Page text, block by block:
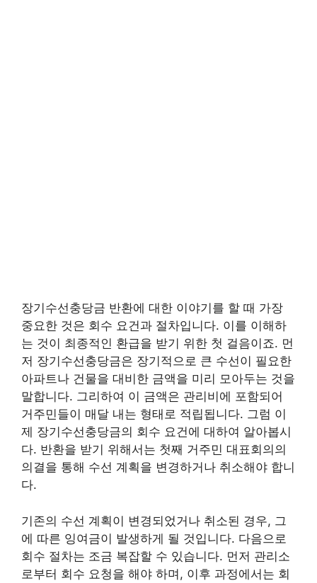
장기수선충당금 반환에 대한 이야기를 할 때 가장
중요한 것은 회수 요건과 절차입니다. 이를 이해하
는 것이 최종적인 환급을 받기 위한 첫 걸음이죠. 먼
저 장기수선충당금은 장기적으로 큰 수선이 필요한
아파트나 건물을 대비한 금액을 미리 모아두는 것을
말합니다. 그리하여 이 금액은 관리비에 포함되어
거주민들이 매달 내는 형태로 적립됩니다. 그럼 이
제 장기수선충당금의 회수 요건에 대하여 알아봅시
다. 반환을 받기 위해서는 첫째 거주민 대표회의의
의결을 통해 수선 계획을 변경하거나 취소해야 합니
다.
기존의 수선 계획이 변경되었거나 취소된 경우, 그
에 따른 잉여금이 발생하게 될 것입니다. 다음으로
회수 절차는 조금 복잡할 수 있습니다. 먼저 관리소
로부터 회수 요청을 해야 하며, 이후 과정에서는 회